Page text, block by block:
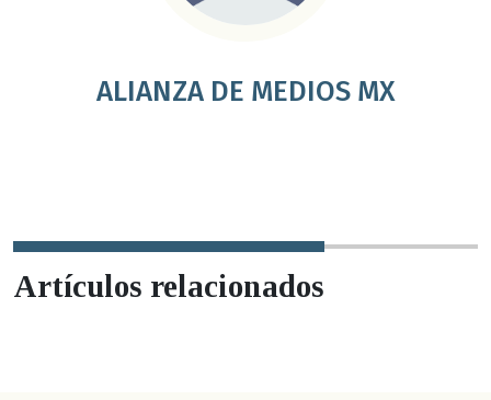
ALIANZA DE MEDIOS MX
Artículos relacionados